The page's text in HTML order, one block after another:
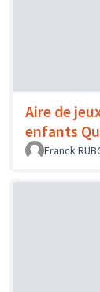
Aire de
enfants
Franck